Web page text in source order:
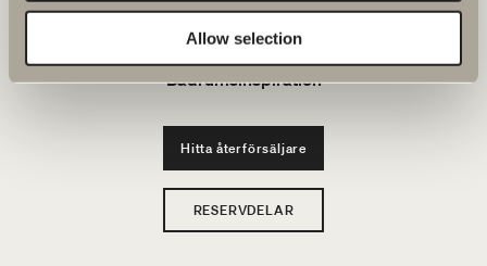
Allow selection
Hållbarhet
Badrumsinspiration
Hitta återförsäljare
RESERVDELAR